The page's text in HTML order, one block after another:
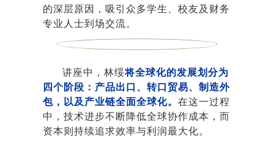
的深层原因，吸引众多学生、校友及财务
专业人士到场交流。
讲座中，林绥将全球化的发展划分为
四个阶段：产品出口、转口贸易、制造外
包，以及产业链全面全球化。 在这一过程
中，技术进步不断降低全球协作成本，而
资本则持续追求效率与利润最大化。